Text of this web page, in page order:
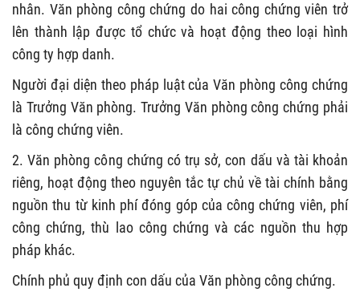
nhân. Văn phòng công chứng do hai công chứng viên trở
lên thành lập được tổ chức và hoạt động theo loại hình
công ty hợp danh.
Người đại diện theo pháp luật của Văn phòng công chứng
là Trưởng Văn phòng. Trưởng Văn phòng công chứng phải
là công chứng viên.
2. Văn phòng công chứng có trụ sở, con dấu và tài khoản
riêng, hoạt động theo nguyên tắc tự chủ về tài chính bằng
nguồn thu từ kinh phí đóng góp của công chứng viên, phí
công chứng, thù lao công chứng và các nguồn thu hợp
pháp khác.
Chính phủ quy định con dấu của Văn phòng công chứng.